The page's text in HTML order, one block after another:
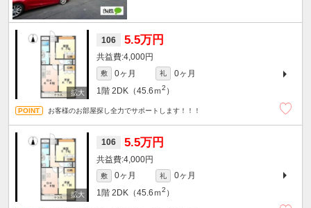
106 5.5万円
4,000円
敷 0ヶ月 礼
0ヶ月
1階 2DK（45.6ｍ2 ）
お客様のお部屋探し全力でサポートします！！！
106 5.5万円
4,000円
敷 0ヶ月 礼
0ヶ月
1階 2DK（45.6ｍ2 ）